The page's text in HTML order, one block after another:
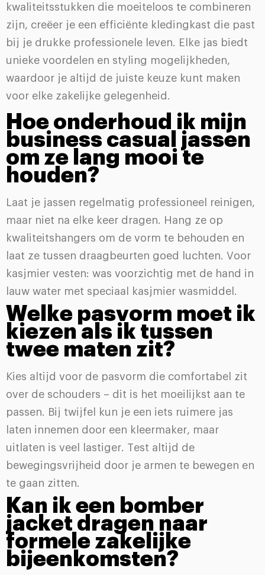
kwaliteitsstukken die moeiteloos te combineren
zijn, creëer je een efficiënte kledingkast die past
bij je drukke professionele leven. Elke jas biedt
unieke voordelen en styling mogelijkheden,
waardoor je altijd de juiste keuze kunt maken
voor elke zakelijke gelegenheid.
Hoe onderhoud ik mijn
business casual jassen
om ze lang mooi te
houden?
Laat je jassen regelmatig professioneel reinigen,
maar niet na elke keer dragen. Hang ze op
kwaliteitshangers om de vorm te behouden en
laat ze tussen draagbeurten goed luchten. Voor
kasjmier vesten: was voorzichtig met de hand in
lauw water met speciaal kasjmier wasmiddel.
Welke pasvorm moet ik
kiezen als ik tussen
twee maten zit?
Kies altijd voor de pasvorm die comfortabel zit
over de schouders – dit is het moeilijkst aan te
passen. Bij twijfel kun je een iets ruimere jas
laten innemen door een kleermaker, maar
uitlaten is veel lastiger. Test altijd de
bewegingsvrijheid door je armen te bewegen en
te gaan zitten.
Kan ik een bomber
jacket dragen naar
formele zakelijke
bijeenkomsten?